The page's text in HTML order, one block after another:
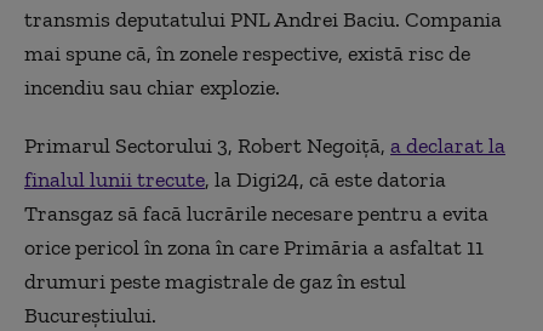
transmis deputatului PNL Andrei Baciu. Compania
mai spune că, în zonele respective, există risc de
incendiu sau chiar explozie.
Primarul Sectorului 3, Robert Negoiță, a declarat la
finalul lunii trecute, la Digi24, că este datoria
Transgaz să facă lucrările necesare pentru a evita
orice pericol în zona în care Primăria a asfaltat 11
drumuri peste magistrale de gaz în estul
Bucureștiului.